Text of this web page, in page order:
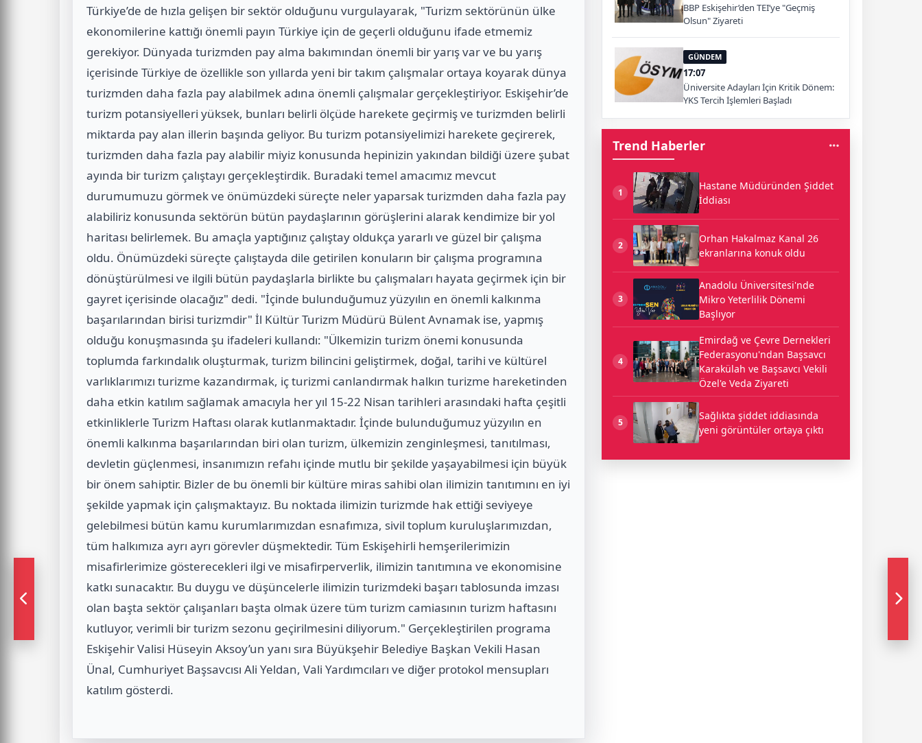
Türkiye’de de hızla gelişen bir sektör olduğunu vurgulayarak, "Turizm sektörünün ülke
ekonomilerine kattığı önemli payın Türkiye için de geçerli olduğunu ifade etmemiz
gerekiyor. Dünyada turizmden pay alma bakımından önemli bir yarış var ve bu yarış
içerisinde Türkiye de özellikle son yıllarda yeni bir takım çalışmalar ortaya koyarak dünya
turizmden daha fazla pay alabilmek adına önemli çalışmalar gerçekleştiriyor. Eskişehir’de
turizm potansiyelleri yüksek, bunları belirli ölçüde harekete geçirmiş ve turizmden belirli
miktarda pay alan illerin başında geliyor. Bu turizm potansiyelimizi harekete geçirerek,
turizmden daha fazla pay alabilir miyiz konusunda hepinizin yakından bildiği üzere şubat
ayında bir turizm çalıştayı gerçekleştirdik. Buradaki temel amacımız mevcut
durumumuzu görmek ve önümüzdeki süreçte neler yaparsak turizmden daha fazla pay
alabiliriz konusunda sektörün bütün paydaşlarının görüşlerini alarak kendimize bir yol
haritası belirlemek. Bu amaçla yaptığınız çalıştay oldukça yararlı ve güzel bir çalışma
oldu. Önümüzdeki süreçte çalıştayda dile getirilen konuların bir çalışma programına
dönüştürülmesi ve ilgili bütün paydaşlarla birlikte bu çalışmaları hayata geçirmek için bir
gayret içerisinde olacağız" dedi. "İçinde bulunduğumuz yüzyılın en önemli kalkınma
başarılarından birisi turizmdir" İl Kültür Turizm Müdürü Bülent Avnamak ise, yapmış
olduğu konuşmasında şu ifadeleri kullandı: "Ülkemizin turizm önemi konusunda
toplumda farkındalık oluşturmak, turizm bilincini geliştirmek, doğal, tarihi ve kültürel
varlıklarımızı turizme kazandırmak, iç turizmi canlandırmak halkın turizme hareketinden
daha etkin katılım sağlamak amacıyla her yıl 15-22 Nisan tarihleri arasındaki hafta çeşitli
etkinliklerle Turizm Haftası olarak kutlanmaktadır. İçinde bulunduğumuz yüzyılın en
önemli kalkınma başarılarından biri olan turizm, ülkemizin zenginleşmesi, tanıtılması,
devletin güçlenmesi, insanımızın refahı içinde mutlu bir şekilde yaşayabilmesi için büyük
bir önem sahiptir. Bizler de bu önemli bir kültüre miras sahibi olan ilimizin tanıtımını en iyi
şekilde yapmak için çalışmaktayız. Bu noktada ilimizin turizmde hak ettiği seviyeye
gelebilmesi bütün kamu kurumlarımızdan esnafımıza, sivil toplum kuruluşlarımızdan,
tüm halkımıza ayrı ayrı görevler düşmektedir. Tüm Eskişehirli hemşerilerimizin
misafirlerimize gösterecekleri ilgi ve misafirperverlik, ilimizin tanıtımına ve ekonomisine
katkı sunacaktır. Bu duygu ve düşüncelerle ilimizin turizmdeki başarı tablosunda imzası
olan başta sektör çalışanları başta olmak üzere tüm turizm camiasının turizm haftasını
kutluyor, verimli bir turizm sezonu geçirilmesini diliyorum." Gerçekleştirilen programa
Eskişehir Valisi Hüseyin Aksoy’un yanı sıra Büyükşehir Belediye Başkan Vekili Hasan
Ünal, Cumhuriyet Başsavcısı Ali Yeldan, Vali Yardımcıları ve diğer protokol mensupları
katılım gösterdi.
BBP Eskişehir’den TEI’ye "Geçmiş
Olsun" Ziyareti
GÜNDEM
17:07
Üniversite Adayları İçin Kritik Dönem:
YKS Tercih İşlemleri Başladı
Trend Haberler
1
Hastane Müdüründen Şiddet
İddiası
2
Orhan Hakalmaz Kanal 26
ekranlarına konuk oldu
3
Anadolu Üniversitesi'nde
Mikro Yeterlilik Dönemi
Başlıyor
4
Emirdağ ve Çevre Dernekleri
Federasyonu'ndan Başsavcı
Karakülah ve Başsavcı Vekili
Özel'e Veda Ziyareti
5
Sağlıkta şiddet iddiasında
yeni görüntüler ortaya çıktı